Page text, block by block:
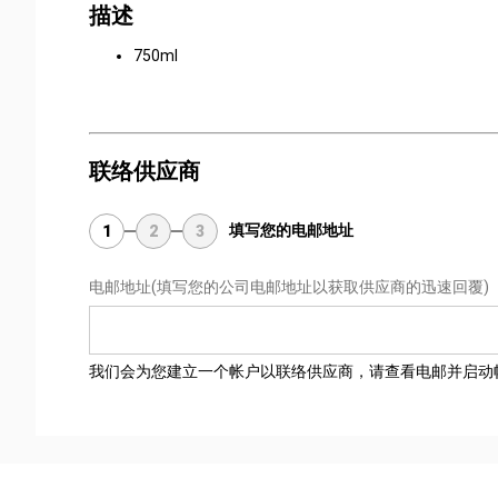
描述
750ml
联络供应商
1 2 3 填写您的电邮地址
电邮地址(填写您的公司电邮地址以获取供应商的迅速回覆)
我们会为您建立一个帐户以联络供应商，请查看电邮并启动